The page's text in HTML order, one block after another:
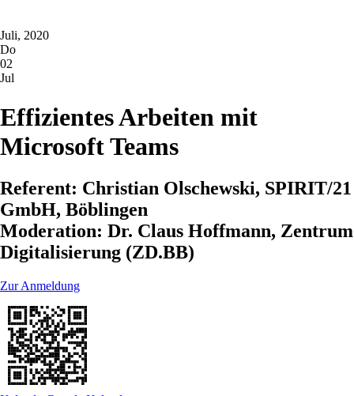
Juli, 2020
Do
02
Jul
Effizientes Arbeiten mit
Microsoft Teams
Referent: Christian Olschewski, SPIRIT/21
GmbH, Böblingen
Moderation: Dr. Claus Hoffmann, Zentrum
Digitalisierung (ZD.BB)
Zur Anmeldung